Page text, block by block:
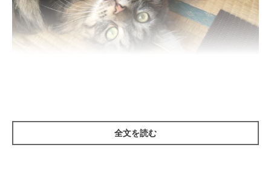
ツ・デ・リストランテ』へようこそ。ひとくちお召し上がりにな
れば気分は上々、人気の嗜好品を取り揃えております。
全文を読む